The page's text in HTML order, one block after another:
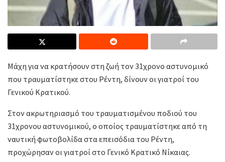
Μάχη για να κρατήσουν στη ζωή τον 31χρονο αστυνομικό
που τραυματίστηκε στου Ρέντη, δίνουν οι γιατροί του
Γενικού Κρατικού.
Στον ακρωτηριασμό του τραυματισμένου ποδιού του
31χρονου αστυνομικού, ο οποίος τραυματίστηκε από τη
ναυτική φωτοβολίδα στα επεισόδια του Ρέντη,
προχώρησαν οι γιατροί στο Γενικό Κρατικό Νίκαιας.